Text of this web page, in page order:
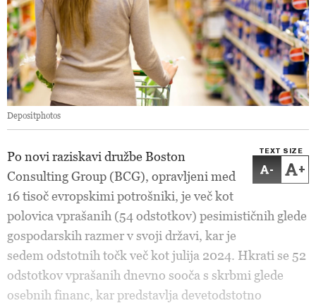
Depositphotos
TEXT SIZE
- +
Po novi raziskavi družbe Boston
Consulting Group (BCG), opravljeni med
16 tisoč evropskimi potrošniki, je več kot
polovica vprašanih (54 odstotkov) pesimističnih glede
gospodarskih razmer v svoji državi, kar je
sedem odstotnih točk več kot julija 2024. Hkrati se 52
odstotkov vprašanih dnevno sooča s skrbmi glede
osebnih financ, kar predstavlja devetodstotno